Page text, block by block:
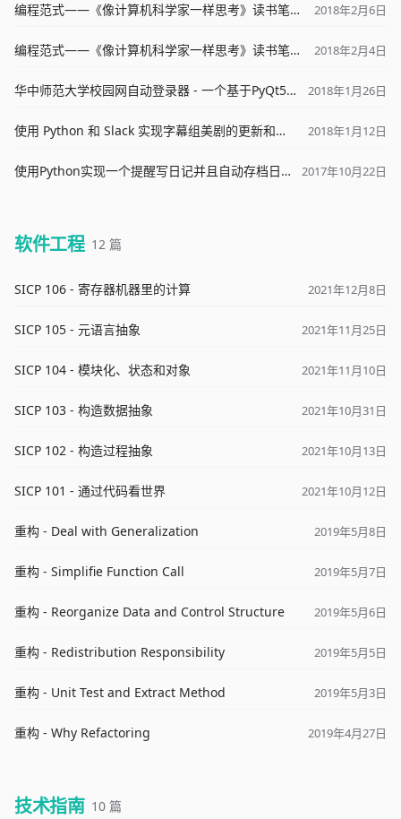
编程范式——《像计算机科学家一样思考》读书笔记（下） 2018年2月6日
编程范式——《像计算机科学家一样思考》读书笔记（上） 2018年2月4日
华中师范大学校园网自动登录器 - 一个基于PyQt5的GUI程序设计谈 2018年1月26日
使用 Python 和 Slack 实现字幕组美剧的更新和通知 2018年1月12日
使用Python实现一个提醒写日记并且自动存档日记的Qt GUI程序的简要说明 2017年10月22日
软件工程 12 篇
SICP 106 - 寄存器机器里的计算 2021年12月8日
SICP 105 - 元语言抽象 2021年11月25日
SICP 104 - 模块化、状态和对象 2021年11月10日
SICP 103 - 构造数据抽象 2021年10月31日
SICP 102 - 构造过程抽象 2021年10月13日
SICP 101 - 通过代码看世界 2021年10月12日
重构 - Deal with Generalization 2019年5月8日
重构 - Simplifie Function Call 2019年5月7日
重构 - Reorganize Data and Control Structure 2019年5月6日
重构 - Redistribution Responsibility 2019年5月5日
重构 - Unit Test and Extract Method 2019年5月3日
重构 - Why Refactoring 2019年4月27日
技术指南 10 篇